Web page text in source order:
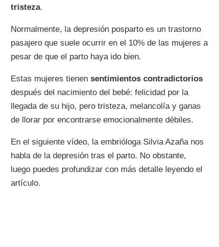
tristeza.
Normalmente, la depresión posparto es un trastorno
pasajero que suele ocurrir en el 10% de las mujeres a
pesar de que el parto haya ido bien.
Estas mujeres tienensentimientos contradictorios
después del nacimiento del bebé: felicidad por la
llegada de su hijo, pero tristeza, melancolía y ganas
de llorar por encontrarse emocionalmente débiles.
En el siguiente vídeo, la embrióloga Silvia Azaña nos
habla de la depresión tras el parto. No obstante,
luego puedes profundizar con más detalle leyendo el
artículo.